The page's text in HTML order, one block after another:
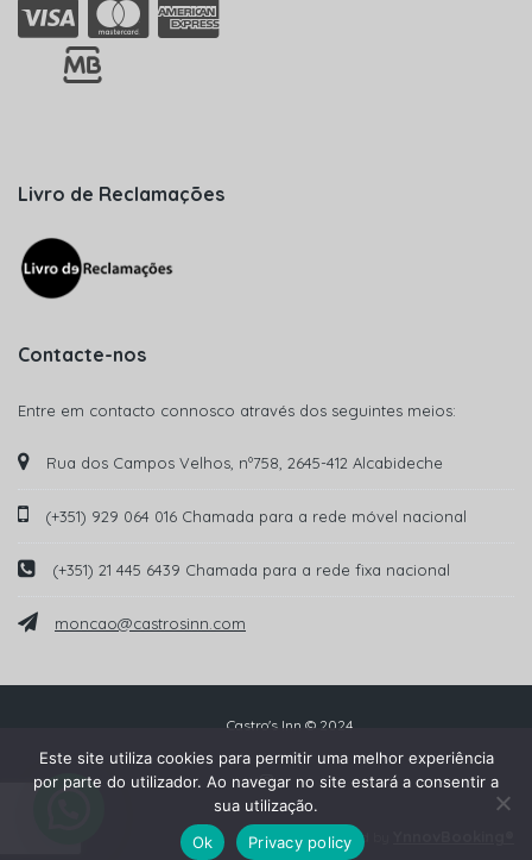
Livro de Reclamações
Contacte-nos
Entre em contacto connosco através dos seguintes meios:
Rua dos Campos Velhos, nº758, 2645-412 Alcabideche
(+351) 929 064 016 Chamada para a rede móvel nacional
(+351) 21 445 6439 Chamada para a rede fixa nacional
moncao@castrosinn.com
Castro's Inn © 2024
Powered by
Este site utiliza cookies para permitir uma melhor experiência
por parte do utilizador. Ao navegar no site estará a consentir a
sua utilização.
Ok
Privacy policy